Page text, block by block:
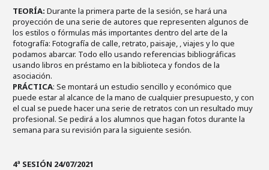
TEORÍA: Durante la primera parte de la sesión, se hará una
proyección de una serie de autores que representen algunos de
los estilos o fórmulas más importantes dentro del arte de la
fotografía: Fotografía de calle, retrato, paisaje, , viajes y lo que
podamos abarcar. Todo ello usando referencias bibliográficas
usando libros en préstamo en la biblioteca y fondos de la
asociación.
PRÁCTICA: Se montará un estudio sencillo y económico que
puede estar al alcance de la mano de cualquier presupuesto, y con
el cual se puede hacer una serie de retratos con un resultado muy
profesional. Se pedirá a los alumnos que hagan fotos durante la
semana para su revisión para la siguiente sesión.
4ª SESIÓN 24/07/2021